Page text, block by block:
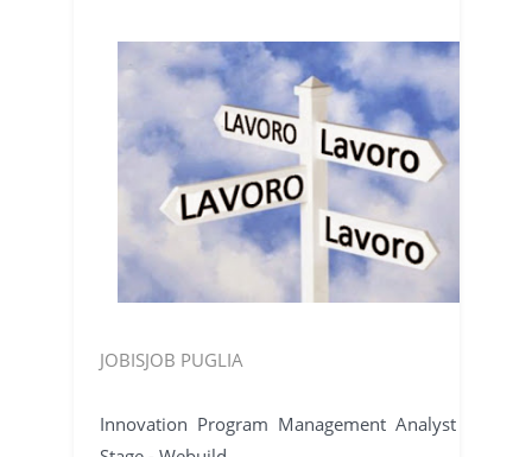
JOBISJOB PUGLIA
Innovation Program Management Analyst